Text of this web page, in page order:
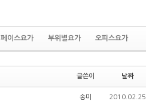
페이스요가 부위별요가 오피스요가
글쓴이 날짜
송미 2010.02.25